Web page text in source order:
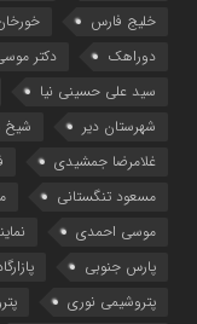
خلیج فارس
دوراهک
دکتر
سید علی حسینی نیا
شهرستان دیر
شیخ
غلامرضا جمشیدی
مسعود تنگستانی
موسی احمدی
پارس جنوبی
پتروشیمی نوری